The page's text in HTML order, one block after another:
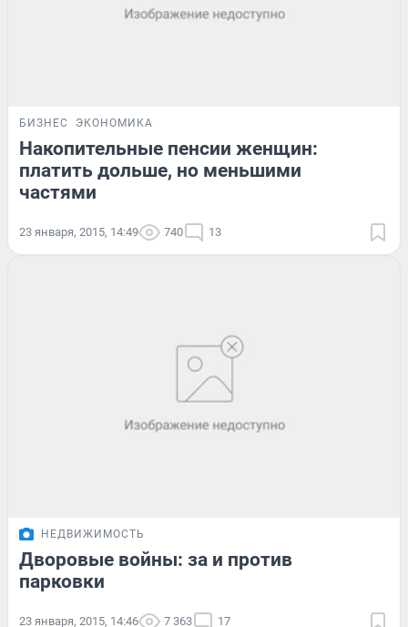
БИЗНЕС ЭКОНОМИКА
Накопительные пенсии женщин:
платить дольше, но меньшими
частями
23 января, 2015, 14:49 740 13
НЕДВИЖИМОСТЬ
Дворовые войны: за и против
парковки
23 января, 2015, 14:46 7 363 17